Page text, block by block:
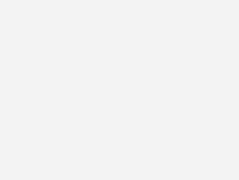
von den Ideen und Planungen Ihrer
Ausgabe vorstellen. Mit ihrer Planung
beim fünften SBZ Kreativ-Wettbewerb
„Juniorplaner in Handwerk und